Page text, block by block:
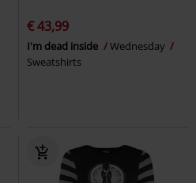
€ 43,99
I'm dead inside
Wednesday
Sweatshirts